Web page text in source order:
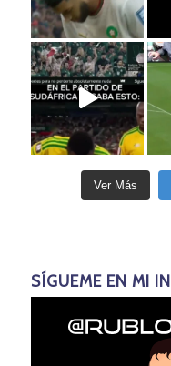
Ver Más
SÍGUEME EN MI